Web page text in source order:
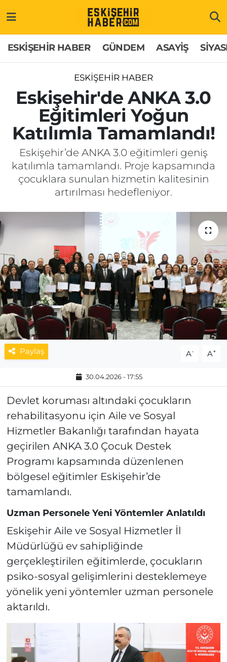
ESKİŞEHİR HABER GÜNDEM ASAYİŞ
ESKİŞEHİR HABER
Eskişehir'de ANKA 3.0
Eğitimleri Yoğun
Katılımla Tamamlandı!
Eskişehir’de ANKA 3.0 eğitimleri geniş
katılımla tamamlandı. Proje kapsamında
çocuklara sunulan hizmetin kalitesinin
artırılması hedefleniyor.
Paylaş A- A+
30.04.2026 - 17:55
Devlet koruması altındaki çocukların
rehabilitasyonu için Aile ve Sosyal
Hizmetler Bakanlığı tarafından hayata
geçirilen ANKA 3.0 Çocuk Destek
Programı kapsamında düzenlenen
bölgesel eğitimler Eskişehir’de
tamamlandı.
Uzman Personele Yeni Yöntemler Anlatıldı
Eskişehir Aile ve Sosyal Hizmetler İl
Müdürlüğü ev sahipliğinde
gerçekleştirilen eğitimlerde, çocukların
psiko-sosyal gelişimlerini desteklemeye
yönelik yeni yöntemler uzman personele
aktarıldı.
GÜNDEM
ASAYİŞ
SİYASET
EKONOMİ
SAĞLIK
EĞİTİM
MAGAZİN
ESKİŞEHİRSPOR
Hakkımızda
İletişim
Künye
Odunpazarı Trafik Yoğunluk Haritası
Süper Lig Puan Durumu ve Fikstür
Tüm Manşetler
Son Dakika Haberleri
Haber Arşivi